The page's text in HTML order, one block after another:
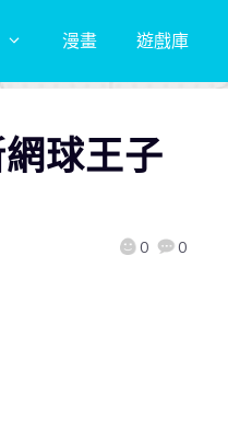
漫畫 遊戲庫
球王子
0 0